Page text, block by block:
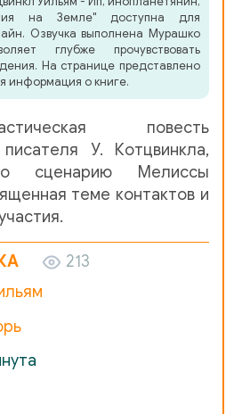
на Земле" доступна для
Озвучка выполнена Мурашко
глубже прочувствовать
На странице представлено
информация о книге.
повесть
писателя У. Котцвинкла,
сценарию Мелиссы
теме контактов и
213